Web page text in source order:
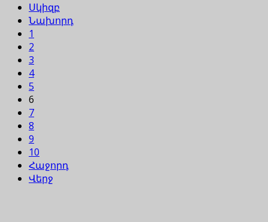
Սկիզբ
Նախորդ
1
2
3
4
5
6
7
8
9
10
Հաջորդ
Վերջ